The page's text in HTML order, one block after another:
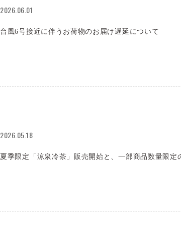
2026.06.01
台風6号接近に伴うお荷物のお届け遅延について
2026.05.18
夏季限定「涼泉冷茶」販売開始と、一部商品数量限定